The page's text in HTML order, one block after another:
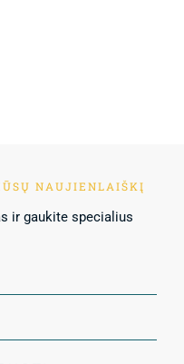
NAUJIENLAIŠKĮ
ir gaukite specialius